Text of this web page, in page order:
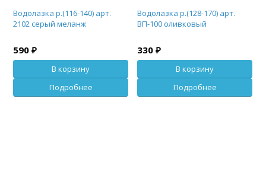
Водолазка р.(116-140) арт.
2102 серый меланж
590 ₽
В корзину
Подробнее
Водолазка р.(128-170) арт.
ВП-100 оливковый
330 ₽
В корзину
Подробнее